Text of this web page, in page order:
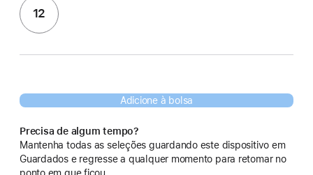
12
Adicione à bolsa
Precisa de algum tempo?
Mantenha todas as seleções guardando este dispositivo em
Guardados e regresse a qualquer momento para retomar no
ponto em que ficou.